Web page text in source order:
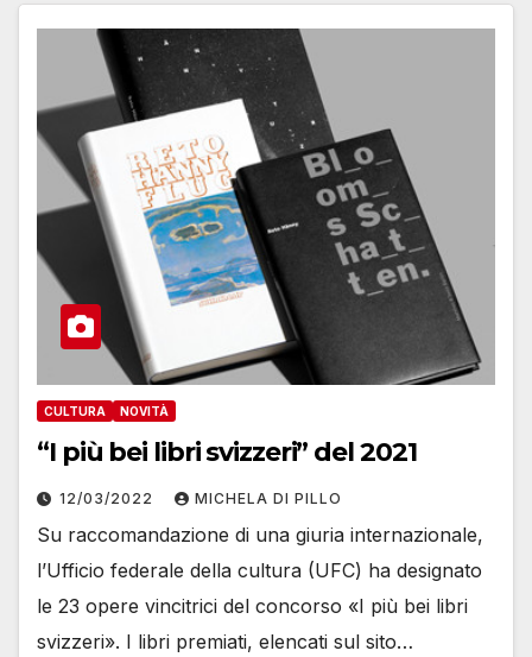
CULTURA NOVITÀ
“I più bei libri svizzeri” del 2021
12/03/2022 MICHELA DI PILLO
Su raccomandazione di una giuria internazionale,
l’Ufficio federale della cultura (UFC) ha designato
le 23 opere vincitrici del concorso «I più bei libri
svizzeri». I libri premiati, elencati sul sito…